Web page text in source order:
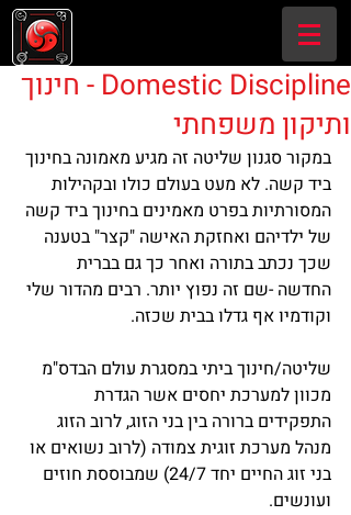
Domestic Discipline - חינוך
ותיקון משפחתי
במקור סגנון שליטה זה מגיע מאמונה בחינוך
ביד קשה. לא מעט בעולם כולו ובקהילות
המסורתיות בפרט מאמינים בחינוך ביד קשה
של ילדיהם ואחזקת האישה "קצר" בטענה
שכך נכתב בתורה ואחר כך גם בברית
החדשה -שם זה נפוץ יותר. רבים מהדור שלי
וקודמיו אף גדלו בבית שכזה.
שליטה/חינוך ביתי במסגרת עולם הבדס"מ
מכוון למערכת יחסים אשר הגדרת
התפקידים ברורה בין בני הזוג, לרוב הזוג
מנהל מערכת זוגית צמודה (לרוב נשואים או
בני זוג החיים יחד 24/7) שמבוססת חוזים
ועונשים.